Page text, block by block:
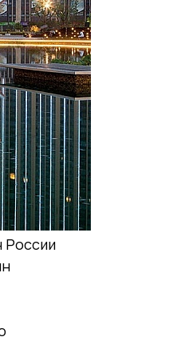
России